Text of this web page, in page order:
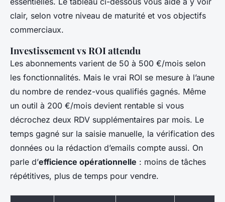
clair, selon votre niveau de maturité et vos objectifs
commerciaux.
Investissement vs ROI attendu
Les abonnements varient de 50 à 500 €/mois selon
les fonctionnalités. Mais le vrai ROI se mesure à l’aune
du nombre de rendez-vous qualifiés gagnés. Même
un outil à 200 €/mois devient rentable si vous
décrochez deux RDV supplémentaires par mois. Le
temps gagné sur la saisie manuelle, la vérification des
données ou la rédaction d’emails compte aussi. On
parle d’efficience opérationnelle : moins de tâches
répétitives, plus de temps pour vendre.